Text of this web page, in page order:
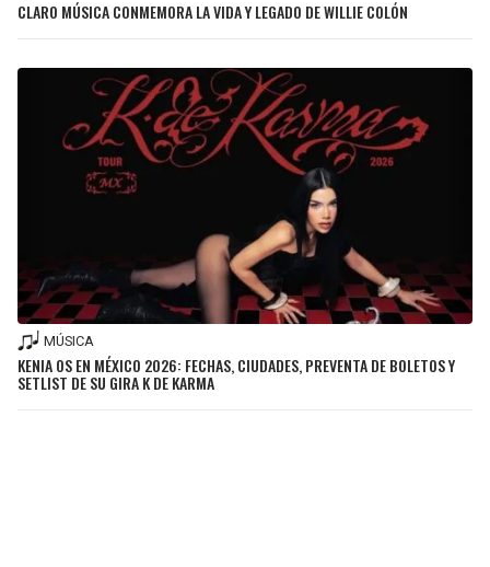
CLARO MÚSICA CONMEMORA LA VIDA Y LEGADO DE WILLIE COLÓN
MÚSICA
KENIA OS EN MÉXICO 2026: FECHAS, CIUDADES, PREVENTA DE BOLETOS Y
SETLIST DE SU GIRA K DE KARMA